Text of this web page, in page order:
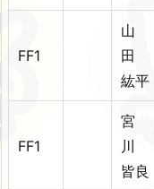
FF1
山
田
紘平
FF1
宮
川
皆良